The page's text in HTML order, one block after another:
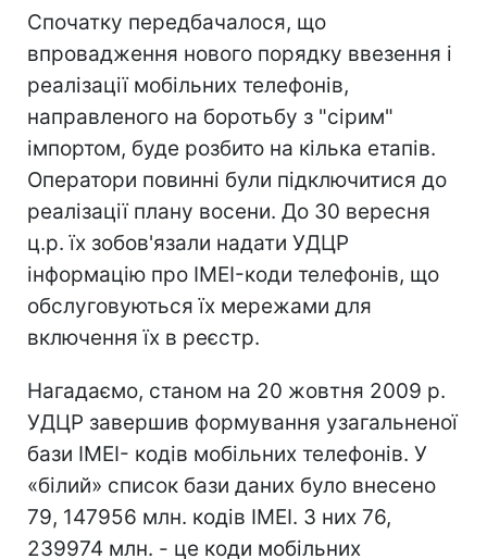
Спочатку передбачалося, що
впровадження нового порядку ввезення і
реалізації мобільних телефонів,
направленого на боротьбу з "сірим"
імпортом, буде розбито на кілька етапів.
Оператори повинні були підключитися до
реалізації плану восени. До 30 вересня
ц.р. їх зобов'язали надати УДЦР
інформацію про IMEI-коди телефонів, що
обслуговуються їх мережами для
включення їх в реєстр.
Нагадаємо, станом на 20 жовтня 2009 р.
УДЦР завершив формування узагальненої
бази ІМЕІ- кодів мобільних телефонів. У
«білий» список бази даних було внесено
79, 147956 млн. кодів ІМЕІ. З них 76,
239974 млн. - це коди мобільних